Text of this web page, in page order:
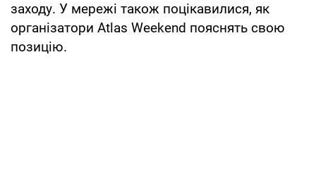
заходу. У мережі також поцікавилися, як
організатори Atlas Weekend пояснять свою
позицію.